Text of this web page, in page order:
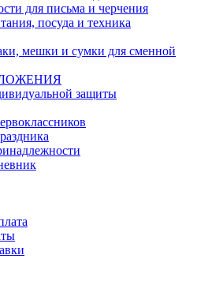
для письма и черчения
посуда и техника
мешки и сумки для сменной
защиты